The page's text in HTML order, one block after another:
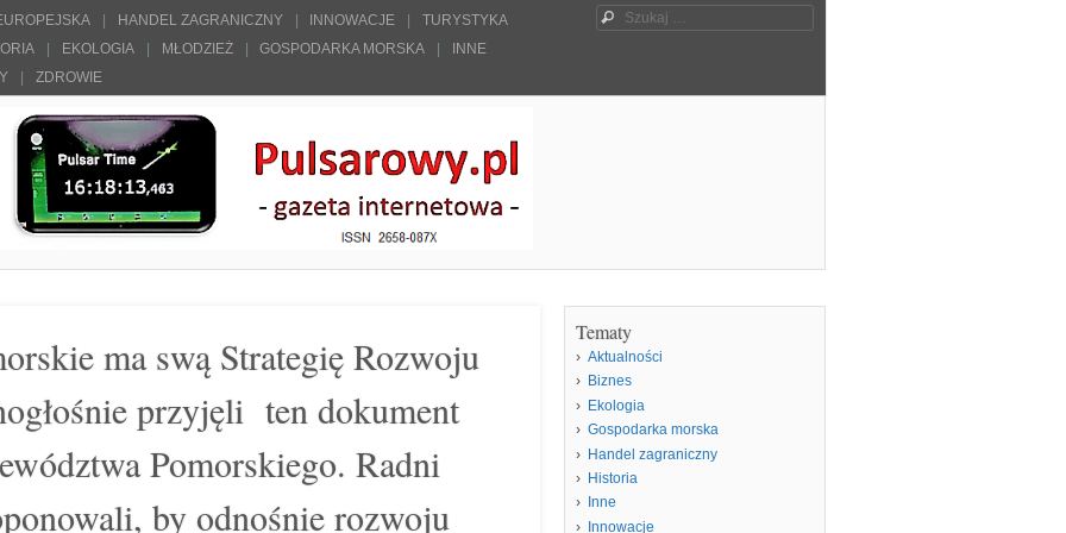
HANDEL ZAGRANICZNY INNOWACJE
TURYSTYKA
EKOLOGIA MŁODZIEŻ GOSPODARKA MORSKA
INNE
ZDROWIE
Szukaj
ma swą Strategię Rozwoju
przyjęli ten dokument
Pomorskiego. Radni
by odnośnie rozwoju
Tematy
Aktualności
Biznes
Ekologia
Gospodarka morska
Handel zagraniczny
Historia
Inne
Innowacje